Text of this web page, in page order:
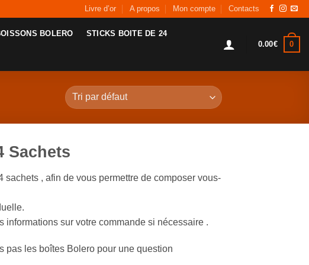
Livre d’or A propos Mon compte Contacts
BOLERO STICKS BOITE DE 24
0.00€ 0
Sachets
, afin de vous permettre de composer vous-
informations sur votre commande si nécessaire .
pas les boîtes Bolero pour une question